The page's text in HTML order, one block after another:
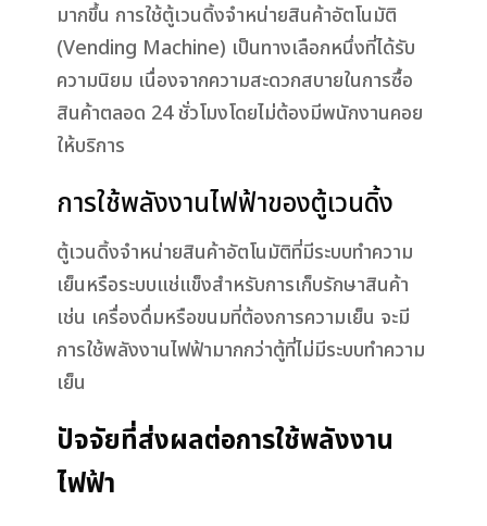
มากขึ้น การใช้ตู้เวนดิ้งจำหน่ายสินค้าอัตโนมัติ
(Vending Machine) เป็นทางเลือกหนึ่งที่ได้รับ
ความนิยม เนื่องจากความสะดวกสบายในการซื้อ
สินค้าตลอด 24 ชั่วโมงโดยไม่ต้องมีพนักงานคอย
ให้บริการ
การใช้พลังงานไฟฟ้าของตู้เวนดิ้ง
ตู้เวนดิ้งจำหน่ายสินค้าอัตโนมัติที่มีระบบทำความ
เย็นหรือระบบแช่แข็งสำหรับการเก็บรักษาสินค้า
เช่น เครื่องดื่มหรือขนมที่ต้องการความเย็น จะมี
การใช้พลังงานไฟฟ้ามากกว่าตู้ที่ไม่มีระบบทำความ
เย็น
ปัจจัยที่ส่งผลต่อการใช้พลังงาน
ไฟฟ้า